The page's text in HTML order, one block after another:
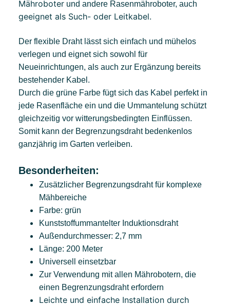
Mähroboter und andere Rasenmähroboter, auch
geeignet als Such- oder Leitkabel.
Der flexible Draht lässt sich einfach und mühelos
verlegen und eignet sich sowohl für
Neueinrichtungen, als auch zur Ergänzung bereits
bestehender Kabel.
Durch die grüne Farbe fügt sich das Kabel perfekt in
jede Rasenfläche ein und die Ummantelung schützt
gleichzeitig vor witterungsbedingten Einflüssen.
Somit kann der Begrenzungsdraht bedenkenlos
ganzjährig im Garten verleiben.
Besonderheiten:
Zusätzlicher Begrenzungsdraht für komplexe
Mähbereiche
Farbe: grün
Kunststoffummantelter Induktionsdraht
Außendurchmesser: 2,7 mm
Länge: 200 Meter
Universell einsetzbar
Zur Verwendung mit allen Mährobotern, die
einen Begrenzungsdraht erfordern
Leichte und einfache Installation durch